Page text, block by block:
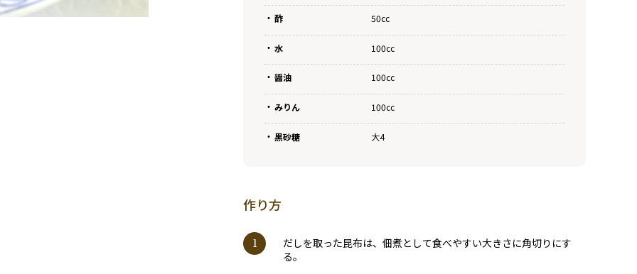
酢 50cc
水 100cc
醤油 100cc
みりん 100cc
黒砂糖 大4
作り方
だしを取った昆布は、佃煮として食べやすい大きさに角切りにす
る。